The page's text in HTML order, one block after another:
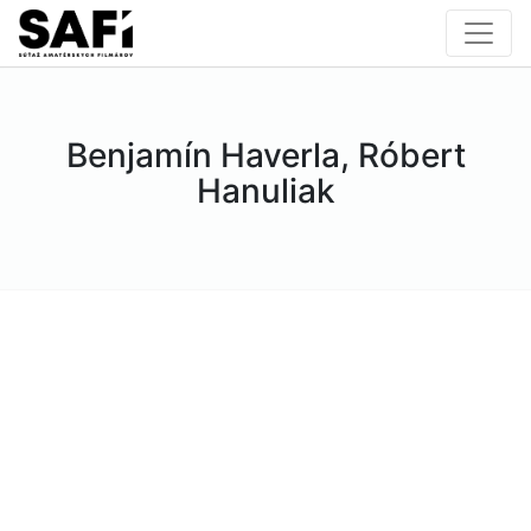
Benjamín Haverla, Róbert
Hanuliak